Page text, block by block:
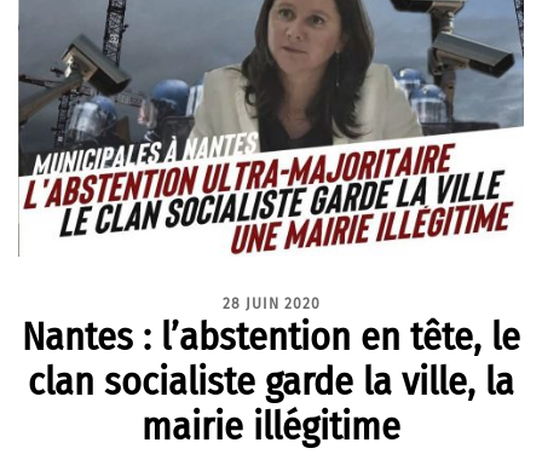
28 JUIN 2020
Nantes : l’abstention en tête, le
clan socialiste garde la ville, la
mairie illégitime